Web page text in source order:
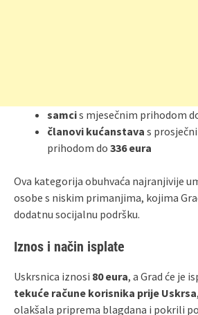
samcis mjesečnim prihodom
članovi kućanstava s
prihodom do 336 eura
Ova kategorija obuhvaća najranjivije
osobe s niskim primanjima, kojima
dodatnu socijalnu podršku.
Iznos i način isplate
Uskrsnica iznosi 80 eura, a Grad će je
tekuće račune korisnika prije Uskrsa
olakšala priprema blagdana i pokrili